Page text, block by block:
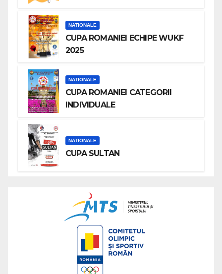
NATIONALE
CUPA ROMANIEI ECHIPE WUKF
2025
NATIONALE
CUPA ROMANIEI CATEGORII
INDIVIDUALE
NATIONALE
CUPA SULTAN